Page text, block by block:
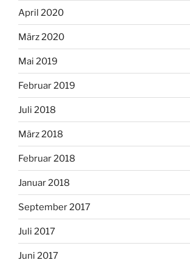
April 2020
März 2020
Mai 2019
Februar 2019
Juli 2018
März 2018
Februar 2018
Januar 2018
September 2017
Juli 2017
Juni 2017